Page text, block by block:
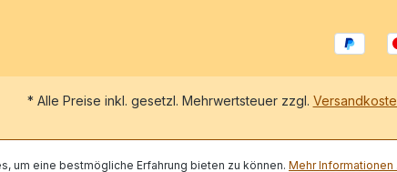
* Alle Preise inkl. gesetzl. Mehrwertsteuer zzgl.
um eine bestmögliche Erfahrung bieten zu können. Mehr Informationen